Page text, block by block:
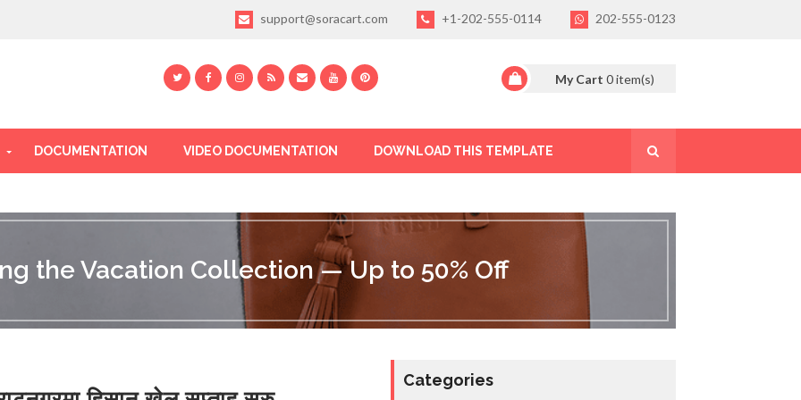
support@soracart.com +1-202-555-0114 202-555-0123
My Cart 0item(s)
DOCUMENTATION VIDEO DOCUMENTATION DOWNLOAD THIS TEMPLATE
the Vacation Collection — Up to 50% Off
Categories